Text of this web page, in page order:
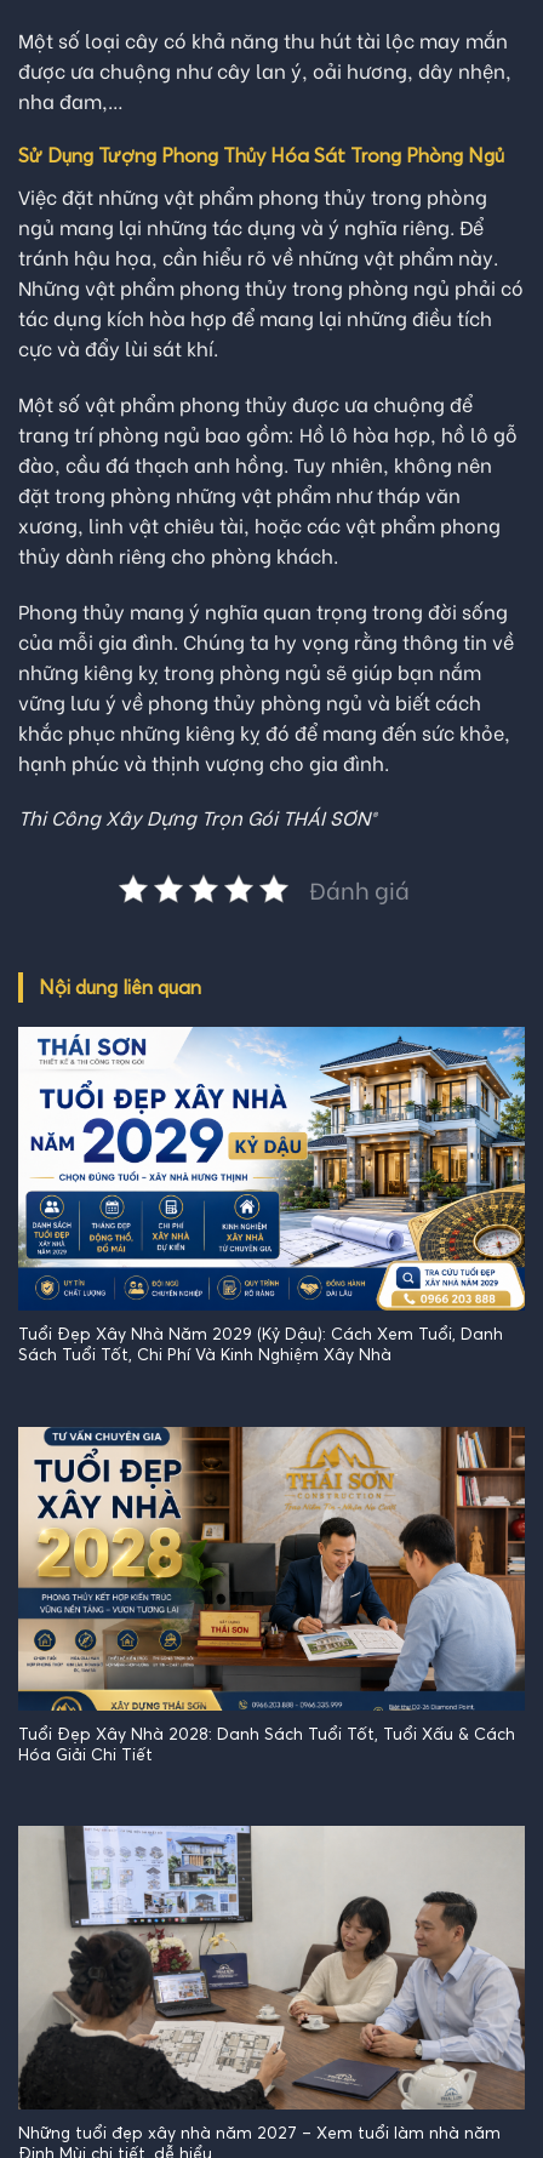
Một số loại cây có khả năng thu hút tài lộc may mắn
được ưa chuộng như cây lan ý, oải hương, dây nhện,
nha đam,…
Sử Dụng Tượng Phong Thủy Hóa Sát Trong Phòng Ngủ
Việc đặt những vật phẩm phong thủy trong phòng
ngủ mang lại những tác dụng và ý nghĩa riêng. Để
tránh hậu họa, cần hiểu rõ về những vật phẩm này.
Những vật phẩm phong thủy trong phòng ngủ phải có
tác dụng kích hòa hợp để mang lại những điều tích
cực và đẩy lùi sát khí.
Một số vật phẩm phong thủy được ưa chuộng để
trang trí phòng ngủ bao gồm: Hồ lô hòa hợp, hồ lô gỗ
đào, cầu đá thạch anh hồng. Tuy nhiên, không nên
đặt trong phòng những vật phẩm như tháp văn
xương, linh vật chiêu tài, hoặc các vật phẩm phong
thủy dành riêng cho phòng khách.
Phong thủy mang ý nghĩa quan trọng trong đời sống
của mỗi gia đình. Chúng ta hy vọng rằng thông tin về
những kiêng kỵ trong phòng ngủ sẽ giúp bạn nắm
vững lưu ý về phong thủy phòng ngủ và biết cách
khắc phục những kiêng kỵ đó để mang đến sức khỏe,
hạnh phúc và thịnh vượng cho gia đình.
Thi Công Xây Dựng Trọn Gói THÁI SƠN®
Đánh giá
Nội dung liên quan
Tuổi Đẹp Xây Nhà Năm 2029 (Kỷ Dậu): Cách Xem Tuổi, Danh
Sách Tuổi Tốt, Chi Phí Và Kinh Nghiệm Xây Nhà
Tuổi Đẹp Xây Nhà 2028: Danh Sách Tuổi Tốt, Tuổi Xấu & Cách
Hóa Giải Chi Tiết
Những tuổi đẹp xây nhà năm 2027 – Xem tuổi làm nhà năm
Đinh Mùi chi tiết, dễ hiểu